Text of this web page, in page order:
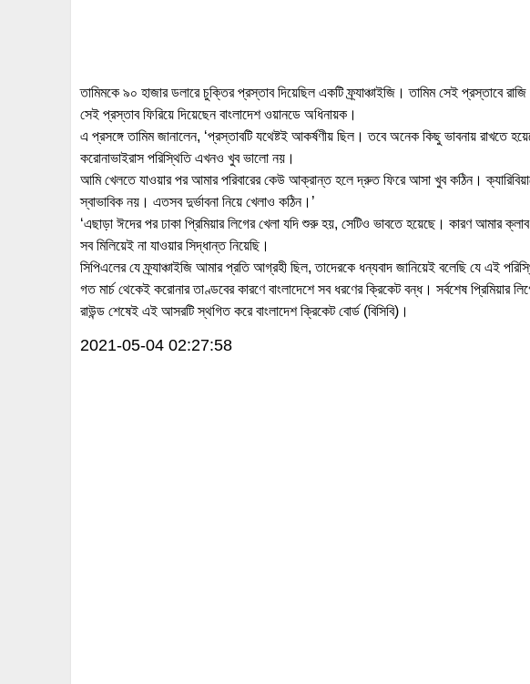
তামিমকে ৯০ হাজার ডলারে চুক্তির প্রস্তাব দিয়েছিল একটি ফ্র্যাঞ্চাইজি। তামিম সেই প্রস্তাবে
সেই প্রস্তাব ফিরিয়ে দিয়েছেন বাংলাদেশ ওয়ানডে অধিনায়ক।
এ প্রসঙ্গে তামিম জানালেন, ‘প্রস্তাবটি যথেষ্টই আকর্ষণীয় ছিল। তবে অনেক কিছু ভাবনায় রাখতে
করোনাভাইরাস পরিস্থিতি এখনও খুব ভালো নয়।
আমি খেলতে যাওয়ার পর আমার পরিবারের কেউ আক্রান্ত হলে দ্রুত ফিরে আসা খুব কঠিন।
স্বাভাবিক নয়। এতসব দুর্ভাবনা নিয়ে খেলাও কঠিন।’
‘এছাড়া ঈদের পর ঢাকা প্রিমিয়ার লিগের খেলা যদি শুরু হয়, সেটিও ভাবতে হয়েছে। কারণ আমার
সব মিলিয়েই না যাওয়ার সিদ্ধান্ত নিয়েছি।
সিপিএলের যে ফ্র্যাঞ্চাইজি আমার প্রতি আগ্রহী ছিল, তাদেরকে ধন্যবাদ জানিয়েই বলেছি যে এই
গত মার্চ থেকেই করোনার তাণ্ডবের কারণে বাংলাদেশে সব ধরণের ক্রিকেট বন্ধ। সর্বশেষ প্রিমিয়ার
রাউন্ড শেষেই এই আসরটি স্থগিত করে বাংলাদেশ ক্রিকেট বোর্ড (বিসিবি)।
2021-05-04 02:27:58